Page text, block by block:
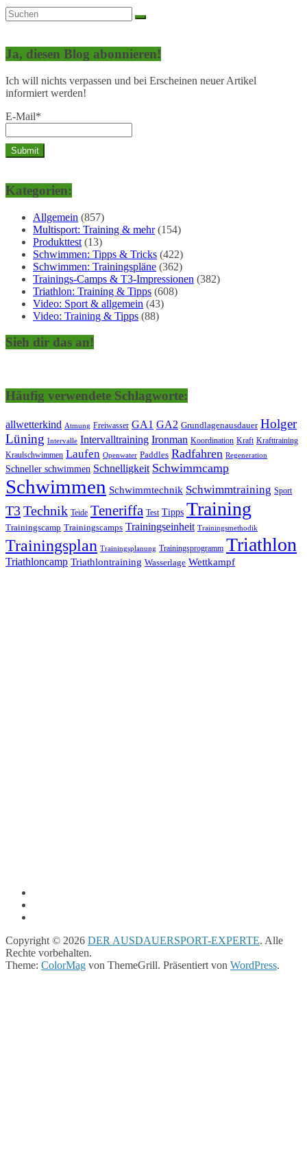
Ja, diesen Blog abonnieren!
Ich will nichts verpassen und bei Erscheinen neuer Artikel
informiert werden!
E-Mail*
Kategorien:
Allgemein (857)
Multisport: Training & mehr(154)
Produkttest (13)
Schwimmen: Tipps & Tricks (422)
Schwimmen: Trainingspläne (362)
Trainings-Camps & T3-Impressionen (382)
Triathlon: Training & Tipps (608)
Video: Sport & allgemein (43)
Video: Training & Tipps (88)
Sieh dir das an!
Häufig verwendete Schlagworte:
allwetterkind Atmung Freiwasser GA1 GA2 Grundlagenausdauer Holger
Lüning Intervalle Intervalltraining Ironman Koordination Kraft Krafttraining
Kraulschwimmen Laufen Openwater Paddles Radfahren Regeneration
Schneller schwimmen Schnelligkeit Schwimmcamp
Schwimmen Schwimmtechnik Schwimmtraining Sport
T3Technik Teide Teneriffa Test Tipps Training
Trainingscamp Trainingscamps Trainingseinheit Trainingsmethodik
Trainingsplan Trainingsplanung Trainingsprogramm Triathlon
Triathloncamp Triathlontraining Wasserlage Wettkampf
Copyright © 2026 DER AUSDAUERSPORT-EXPERTE. Alle
Rechte vorbehalten.
Theme: ColorMag von ThemeGrill. Präsentiert von WordPress.